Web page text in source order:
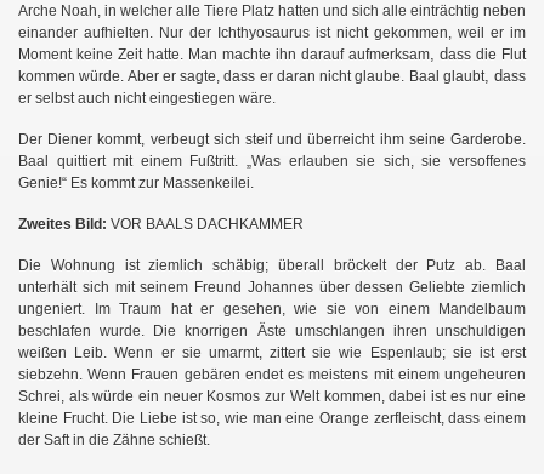
Arche Noah, in welcher alle Tiere Platz hatten und sich alle einträchtig neben
einander aufhielten. Nur der Ichthyosaurus ist nicht gekommen, weil er im
Moment keine Zeit hatte. Man machte ihn darauf aufmerksam, dass die Flut
kommen würde. Aber er sagte, dass er daran nicht glaube. Baal glaubt, dass
er selbst auch nicht eingestiegen wäre.
Der Diener kommt, verbeugt sich steif und überreicht ihm seine Garderobe.
Baal quittiert mit einem Fußtritt. „Was erlauben sie sich, sie versoffenes
Genie!“ Es kommt zur Massenkeilei.
Zweites Bild: VOR BAALS DACHKAMMER
Die Wohnung ist ziemlich schäbig; überall bröckelt der Putz ab. Baal
unterhält sich mit seinem Freund Johannes über dessen Geliebte ziemlich
ungeniert. Im Traum hat er gesehen, wie sie von einem Mandelbaum
beschlafen wurde. Die knorrigen Äste umschlangen ihren unschuldigen
weißen Leib. Wenn er sie umarmt, zittert sie wie Espenlaub; sie ist erst
siebzehn. Wenn Frauen gebären endet es meistens mit einem ungeheuren
Schrei, als würde ein neuer Kosmos zur Welt kommen, dabei ist es nur eine
kleine Frucht. Die Liebe ist so, wie man eine Orange zerfleischt, dass einem
der Saft in die Zähne schießt.